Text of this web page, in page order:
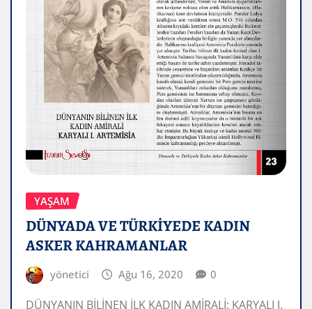
YAŞAM
DÜNYADA VE TÜRKİYEDE KADIN
ASKER KAHRAMANLAR
yönetici Ağu 16, 2020 0
DÜNYANIN BİLİNEN İLK KADIN AMİRALİ: KARYALI I.